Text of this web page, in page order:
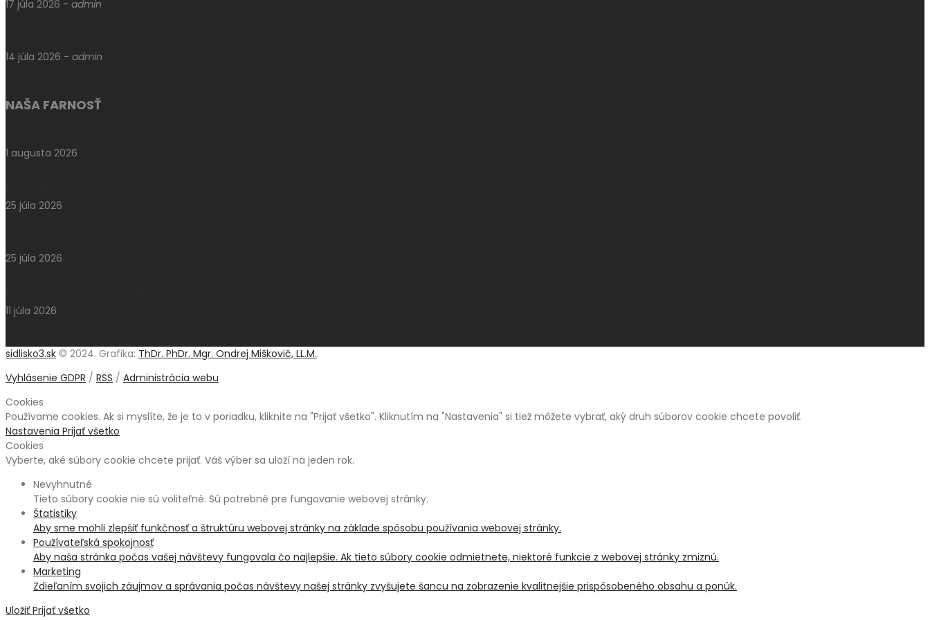
17 júla 2026 - admin
14 júla 2026 - admin
NAŠA FARNOSŤ
1 augusta 2026
25 júla 2026
25 júla 2026
11 júla 2026
sidlisko3.sk © 2024. Grafika: ThDr. PhDr. Mgr. Ondrej Miškovič, LL.M..
Vyhlásenie GDPR / RSS / Administrácia webu
Cookies
Používame cookies. Ak si myslíte, že je to v poriadku, kliknite na "Prijať všetko". Kliknutím na "Nastavenia" si tiež môžete vybrať, aký druh súborov cookie chcete povoliť.
Nastavenia Prijať všetko
Cookies
Vyberte, aké súbory cookie chcete prijať. Váš výber sa uloží na jeden rok.
Nevyhnutné
Tieto súbory cookie nie sú voliteľné. Sú potrebné pre fungovanie webovej stránky.
Štatistiky
Aby sme mohli zlepšiť funkčnosť a štruktúru webovej stránky na základe spôsobu používania webovej stránky.
Používateľská spokojnosť
Aby naša stránka počas vašej návštevy fungovala čo najlepšie. Ak tieto súbory cookie odmietnete, niektoré funkcie z webovej stránky zmiznú.
Marketing
Zdieľaním svojich záujmov a správania počas návštevy našej stránky zvyšujete šancu na zobrazenie kvalitnejšie prispôsobeného obsahu a ponúk.
Uložiť Prijať všetko